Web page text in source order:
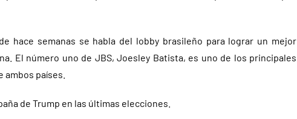
hace semanas se habla del lobby brasileño para lograr un mejor
El número uno de JBS, Joesley Batista, es uno de los principales
países.
de Trump en las últimas elecciones.